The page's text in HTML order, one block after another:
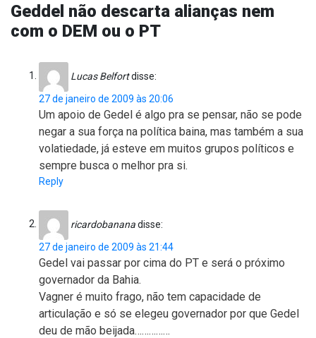
Geddel não descarta alianças nem
com o DEM ou o PT
Lucas Belfortdisse:
27 de janeiro de 2009 às 20:06
Um apoio de Gedel é algo pra se pensar, não se pode
negar a sua força na política baina, mas também a sua
volatiedade, já esteve em muitos grupos políticos e
sempre busca o melhor pra si.
Reply
ricardobananadisse:
27 de janeiro de 2009 às 21:44
Gedel vai passar por cima do PT e será o próximo
governador da Bahia.
Vagner é muito frago, não tem capacidade de
articulação e só se elegeu governador por que Gedel
deu de mão beijada……………